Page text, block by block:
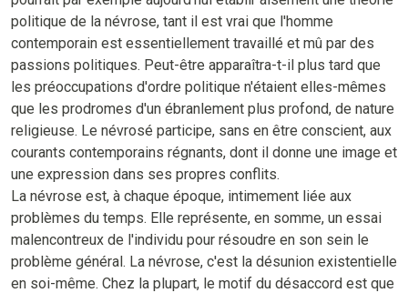
politique de la névrose, tant il est vrai que l'homme
contemporain est essentiellement travaillé et mû par des
passions politiques. Peut-être apparaîtra-t-il plus tard que
les préoccupations d'ordre politique n'étaient elles-mêmes
que les prodromes d'un ébranlement plus profond, de nature
religieuse. Le névrosé participe, sans en être conscient, aux
courants contemporains régnants, dont il donne une image et
une expression dans ses propres conflits.
La névrose est, à chaque époque, intimement liée aux
problèmes du temps. Elle représente, en somme, un essai
malencontreux de l'individu pour résoudre en son sein le
problème général. La névrose, c'est la désunion existentielle
en soi-même. Chez la plupart, le motif du désaccord est que